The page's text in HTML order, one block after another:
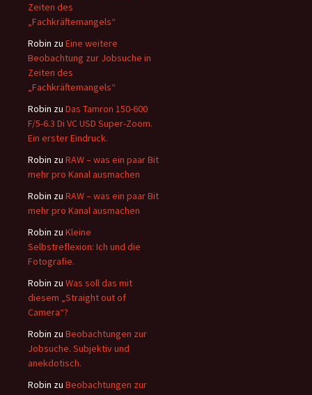
Zeiten des
„Fachkräftemangels“
Robin zu Eine weitere
Beobachtung zur Jobsuche in
Zeiten des
„Fachkräftemangels“
Robin zu Das Tamron 150-600
F/5-6.3 Di VC USD Super-Zoom.
Ein erster Eindruck.
Robin zu RAW – was ein paar Bit
mehr pro Kanal ausmachen
Robin zu RAW – was ein paar Bit
mehr pro Kanal ausmachen
Robin zu Kleine
Selbstreflexion: Ich und die
Fotografie.
Robin zu Was soll das mit
diesem „Straight out of
Camera“?
Robin zu Beobachtungen zur
Jobsuche. Subjektiv und
anekdotisch.
Robin zu Beobachtungen zur